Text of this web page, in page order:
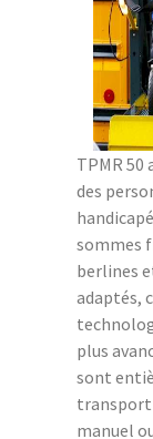
TPMR
des
sommes
berlines
adaptés,
plus
sont
transport
manuel